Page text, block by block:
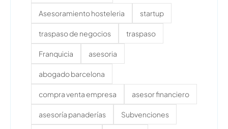
Asesoramiento hosteleria startup
traspaso de negocios traspaso
Franquicia asesoria
abogado barcelona
compra venta empresa asesor financiero
asesoría panaderías Subvenciones